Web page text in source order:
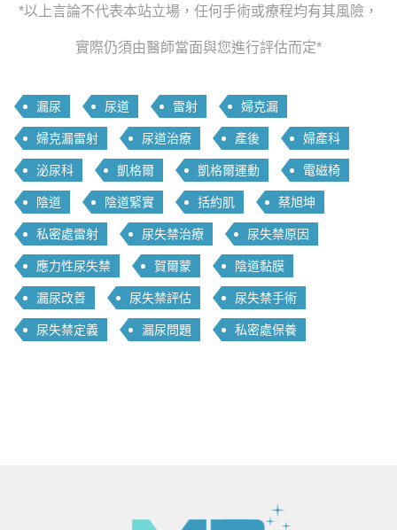
*以上言論不代表本站立場，任何手術或療程均有其風險，
實際仍須由醫師當面與您進行評估而定*
漏尿 尿道 雷射 婦克漏
婦克漏雷射 尿道治療 產後 婦產科
泌尿科 凱格爾 凱格爾運動 電磁椅
陰道 陰道緊實 括約肌 蔡旭坤
私密處雷射 尿失禁治療 尿失禁原因
應力性尿失禁 賀爾蒙 陰道黏膜
漏尿改善 尿失禁評估 尿失禁手術
尿失禁定義 漏尿問題 私密處保養